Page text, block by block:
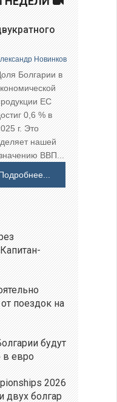
Новинков
Болгарии в
ЕС
0,6 % в
г. Это
нашей
ВВП...
от поездок на
будут
в евро
2026
двух болгар